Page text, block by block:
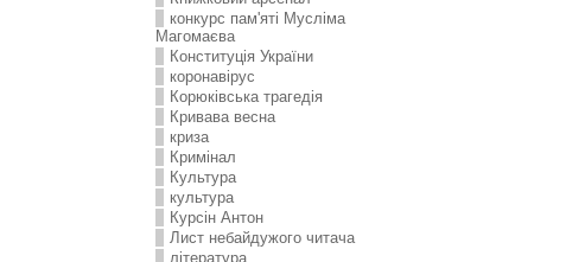
конкурс пам'яті Мусліма
Магомаєва
Конституція України
коронавірус
Корюківська трагедія
Кривава весна
криза
Кримінал
Культура
культура
Курсін Антон
Лист небайдужого читача
література